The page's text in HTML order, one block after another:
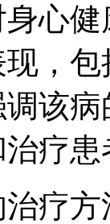
心
，
该
疗患
疗方